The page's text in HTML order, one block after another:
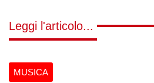
Leggi l'articolo...
MUSICA